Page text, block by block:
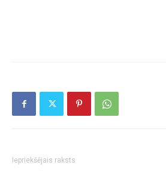
Iepriekšējais raksts